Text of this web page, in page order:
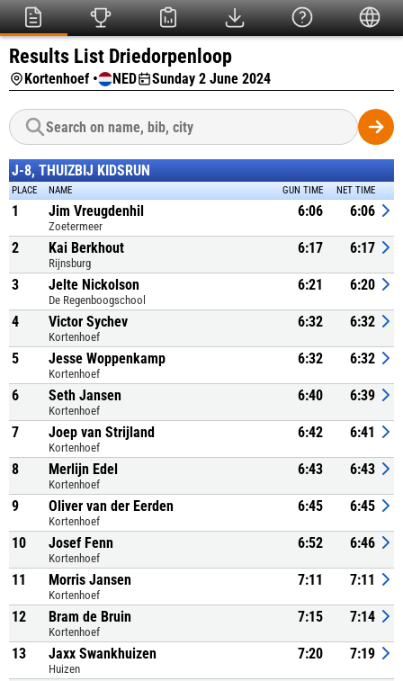
Results List Driedorpenloop
Kortenhoef • NED Sunday 2 June 2024
J-8, THUIZBIJ KIDSRUN
PLACE NAME GUN TIME NET TIME
1 Jim Vreugdenhil
Zoetermeer
6:06 6:06
2 Kai Berkhout
Rijnsburg
6:17 6:17
3 Jelte Nickolson
De Regenboogschool
6:21 6:20
4 Victor Sychev
Kortenhoef
6:32 6:32
5 Jesse Woppenkamp
Kortenhoef
6:32 6:32
6 Seth Jansen
Kortenhoef
6:40 6:39
7 Joep van Strijland
Kortenhoef
6:42 6:41
8 Merlijn Edel
Kortenhoef
6:43 6:43
9 Oliver van der Eerden
Kortenhoef
6:45 6:45
10 Josef Fenn
Kortenhoef
6:52 6:46
11 Morris Jansen
Kortenhoef
7:11 7:11
12 Bram de Bruin
Kortenhoef
7:15 7:14
13 Jaxx Swankhuizen
Huizen
7:20 7:19